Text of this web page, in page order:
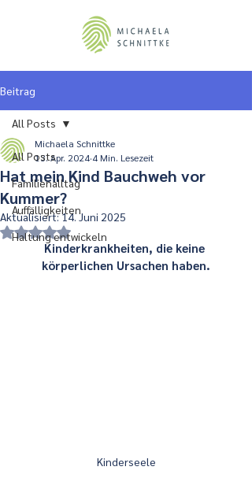
Beitrag
All Posts
Familienalltag
Auffälligkeiten
Haltung entwickeln
All Posts
Hat mein Kind Bauchweh vor
Kummer?
Michaela Schnittke
13. Apr. 2024 4 Min. Lesezeit
Aktualisiert:14. Juni 2025
Mit NaN von 5 Sternen bewertet.
Kinderkrankheiten, die keine
körperlichen Ursachen haben.
Kinderseele